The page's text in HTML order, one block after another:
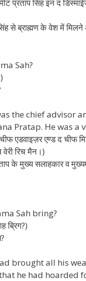
प्रताप सिंह इन द
से ब्राह्मण के वेश में
Sah?
the chief advisor
Pratap. He was a
एडवाइज़र एण्ड द चीफ
वेरी रिच मैन।)
के मुख्य सलाहकार व
Sah bring?
ब्रिग?)
brought all his
he had hoarded